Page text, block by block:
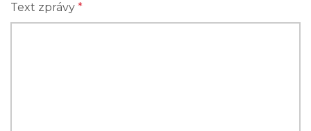
Text zprávy *